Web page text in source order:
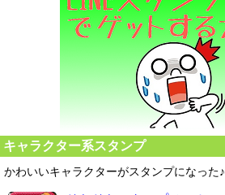
キャラクター系スタンプ
かわいいキャラクターがスタンプになった♪